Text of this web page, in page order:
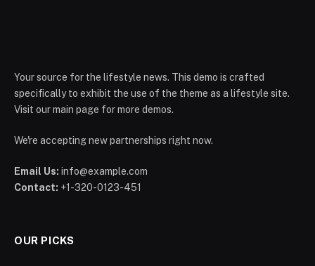
Your source for the lifestyle news. This demo is crafted
specifically to exhibit the use of the theme as a lifestyle site.
Visit our main page for more demos.
We're accepting new partnerships right now.
Email Us: info@example.com
Contact: +1-320-0123-451
OUR PICKS